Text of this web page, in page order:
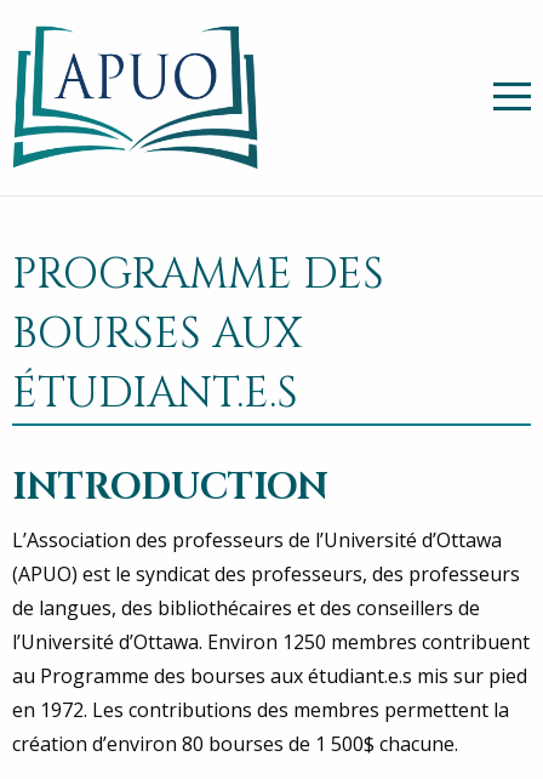
PROGRAMME DES
BOURSES AUX
ÉTUDIANT.E.S
INTRODUCTION
L’Association des professeurs de l’Université d’Ottawa
(APUO) est le syndicat des professeurs, des professeurs
de langues, des bibliothécaires et des conseillers de
l’Université d’Ottawa. Environ 1250 membres contribuent
au Programme des bourses aux étudiant.e.s mis sur pied
en 1972. Les contributions des membres permettent la
création d’environ 80 bourses de 1 500$ chacune.